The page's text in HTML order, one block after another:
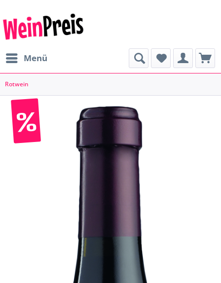
Menü
Rotwein